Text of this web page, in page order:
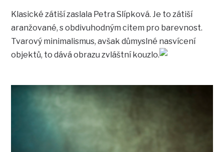
Klasické zátiší zaslala Petra Slípková. Je to zátiší
aranžované, s obdivuhodným citem pro barevnost.
Tvarový minimalismus, avšak důmyslné nasvícení
objektů, to dává obrazu zvláštní kouzlo.